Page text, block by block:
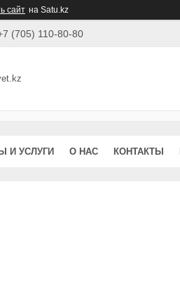
сайт на Satu.kz
(705) 110-80-80
И УСЛУГИ О НАС КОНТАКТЫ